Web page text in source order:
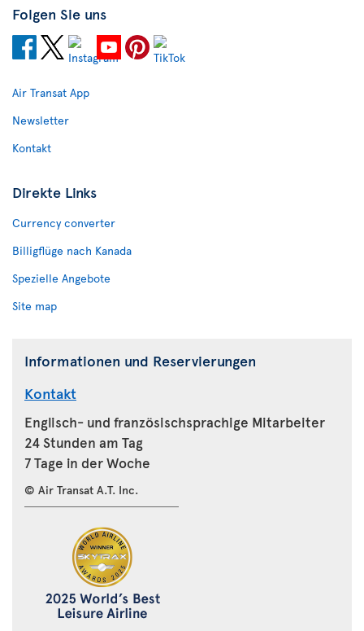
Folgen Sie uns
Air Transat App
Newsletter
Kontakt
Direkte Links
Currency converter
Billigflüge nach Kanada
Spezielle Angebote
Site map
Informationen und Reservierungen
Kontakt
Englisch- und französischsprachige Mitarbeiter
24 Stunden am Tag
7 Tage in der Woche
© Air Transat A.T. Inc.